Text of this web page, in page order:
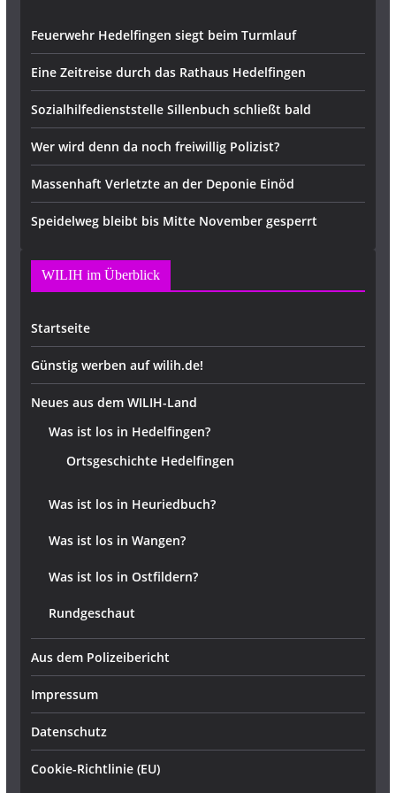
Feuerwehr Hedelfingen siegt beim Turmlauf
Eine Zeitreise durch das Rathaus Hedelfingen
Sozialhilfedienststelle Sillenbuch schließt bald
Wer wird denn da noch freiwillig Polizist?
Massenhaft Verletzte an der Deponie Einöd
Speidelweg bleibt bis Mitte November gesperrt
WILIH im Überblick
Startseite
Günstig werben auf wilih.de!
Neues aus dem WILIH-Land
Was ist los in Hedelfingen?
Ortsgeschichte Hedelfingen
Was ist los in Heuriedbuch?
Was ist los in Wangen?
Was ist los in Ostfildern?
Rundgeschaut
Aus dem Polizeibericht
Impressum
Datenschutz
Cookie-Richtlinie (EU)